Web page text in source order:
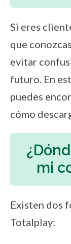
Si eres
que
evitar
futuro. En
puedes
cómo
mi
Existen dos
Totalplay: